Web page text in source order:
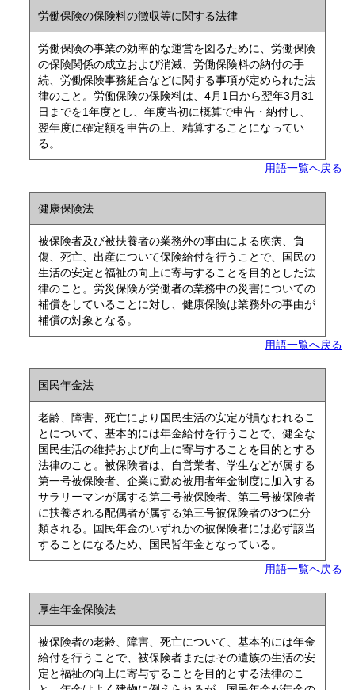
労働保険の保険料の徴収等に関する法律
労働保険の事業の効率的な運営を図るために、労働保険
の保険関係の成立および消滅、労働保険料の納付の手
続、労働保険事務組合などに関する事項が定められた法
律のこと。労働保険の保険料は、4月1日から翌年3月31
日までを1年度とし、年度当初に概算で申告・納付し、
翌年度に確定額を申告の上、精算することになってい
る。
用語一覧へ戻る
健康保険法
被保険者及び被扶養者の業務外の事由による疾病、負
傷、死亡、出産について保険給付を行うことで、国民の
生活の安定と福祉の向上に寄与することを目的とした法
律のこと。労災保険が労働者の業務中の災害についての
補償をしていることに対し、健康保険は業務外の事由が
補償の対象となる。
用語一覧へ戻る
国民年金法
老齢、障害、死亡により国民生活の安定が損なわれるこ
とについて、基本的には年金給付を行うことで、健全な
国民生活の維持および向上に寄与することを目的とする
法律のこと。被保険者は、自営業者、学生などが属する
第一号被保険者、企業に勤め被用者年金制度に加入する
サラリーマンが属する第二号被保険者、第二号被保険者
に扶養される配偶者が属する第三号被保険者の3つに分
類される。国民年金のいずれかの被保険者には必ず該当
することになるため、国民皆年金となっている。
用語一覧へ戻る
厚生年金保険法
被保険者の老齢、障害、死亡について、基本的には年金
給付を行うことで、被保険者またはその遺族の生活の安
定と福祉の向上に寄与することを目的とする法律のこ